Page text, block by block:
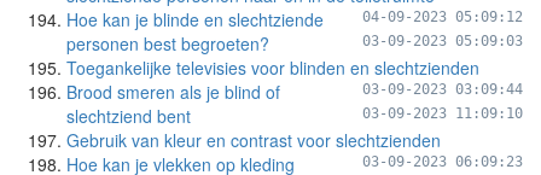
04-09-2023 05:09:12
Hoe kan je blinde en slechtziende
personen best begroeten?
03-09-2023 05:09:03
Toegankelijke televisies voor blinden en slechtzienden
03-09-2023 03:09:44
Brood smeren als je blind of
slechtziend bent
03-09-2023 11:09:10
Gebruik van kleur en contrast voor slechtzienden
03-09-2023 06:09:23
Hoe kan je vlekken op kleding